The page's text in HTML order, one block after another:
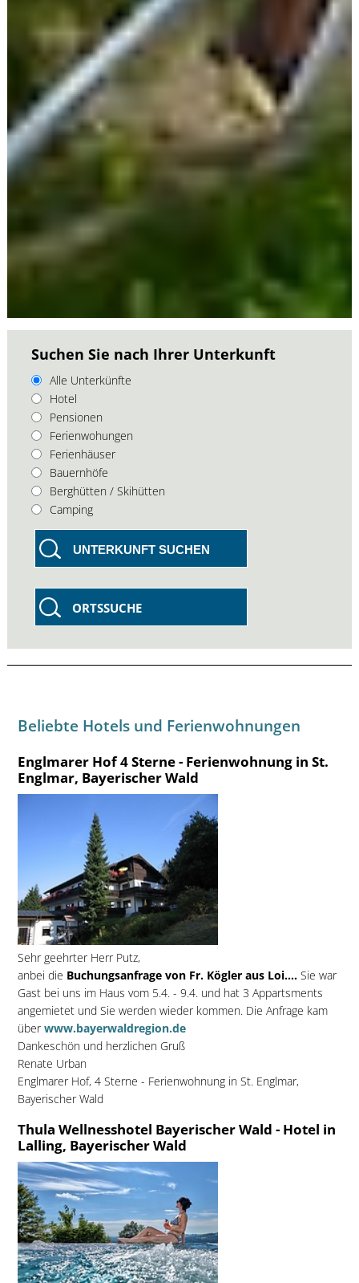
Suchen Sie nach Ihrer Unterkunft
Alle Unterkünfte
Hotel
Pensionen
Ferienwohungen
Ferienhäuser
Bauernhöfe
Berghütten / Skihütten
Camping
UNTERKUNFT SUCHEN
ORTSSUCHE
Beliebte Hotels und Ferienwohnungen
Englmarer Hof 4 Sterne - Ferienwohnung in St.
Englmar, Bayerischer Wald
Sehr geehrter Herr Putz,
anbei die Buchungsanfrage von Fr. Kögler aus Loi.... Sie war
Gast bei uns im Haus vom 5.4. - 9.4. und hat 3 Appartsments
angemietet und Sie werden wieder kommen. Die Anfrage kam
überwww.bayerwaldregion.de
Dankeschön und herzlichen Gruß
Renate Urban
Englmarer Hof, 4 Sterne - Ferienwohnung in St. Englmar,
Bayerischer Wald
Thula Wellnesshotel Bayerischer Wald - Hotel in
Lalling, Bayerischer Wald